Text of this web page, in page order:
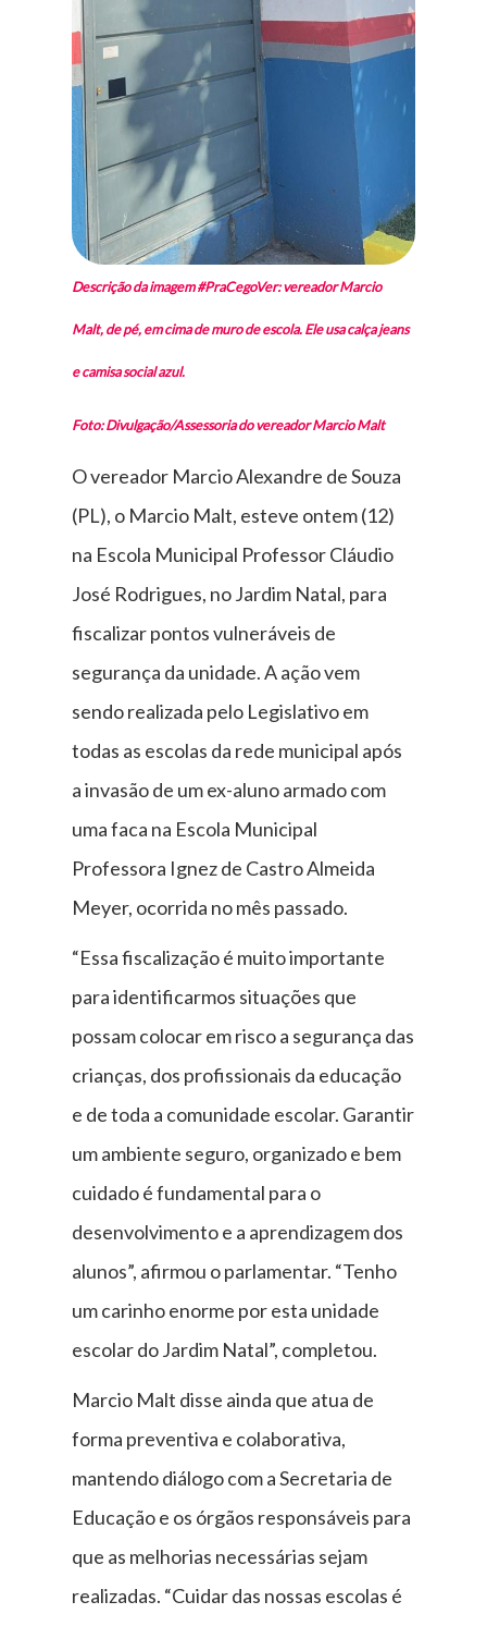
Descrição da imagem #PraCegoVer: vereador Marcio
Malt, de pé, em cima de muro de escola. Ele usa calça jeans
e camisa social azul.
Foto: Divulgação/Assessoria do vereador Marcio Malt
O vereador Marcio Alexandre de Souza
(PL), o Marcio Malt, esteve ontem (12)
na Escola Municipal Professor Cláudio
José Rodrigues, no Jardim Natal, para
fiscalizar pontos vulneráveis de
segurança da unidade. A ação vem
sendo realizada pelo Legislativo em
todas as escolas da rede municipal após
a invasão de um ex-aluno armado com
uma faca na Escola Municipal
Professora Ignez de Castro Almeida
Meyer, ocorrida no mês passado.
“Essa fiscalização é muito importante
para identificarmos situações que
possam colocar em risco a segurança das
crianças, dos profissionais da educação
e de toda a comunidade escolar. Garantir
um ambiente seguro, organizado e bem
cuidado é fundamental para o
desenvolvimento e a aprendizagem dos
alunos”, afirmou o parlamentar. “Tenho
um carinho enorme por esta unidade
escolar do Jardim Natal”, completou.
Marcio Malt disse ainda que atua de
forma preventiva e colaborativa,
mantendo diálogo com a Secretaria de
Educação e os órgãos responsáveis para
que as melhorias necessárias sejam
realizadas. “Cuidar das nossas escolas é